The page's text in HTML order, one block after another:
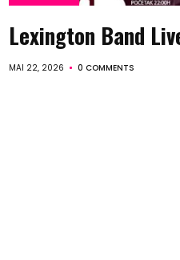
Lexington Band
MAI 22, 2026 0 COMMENTS